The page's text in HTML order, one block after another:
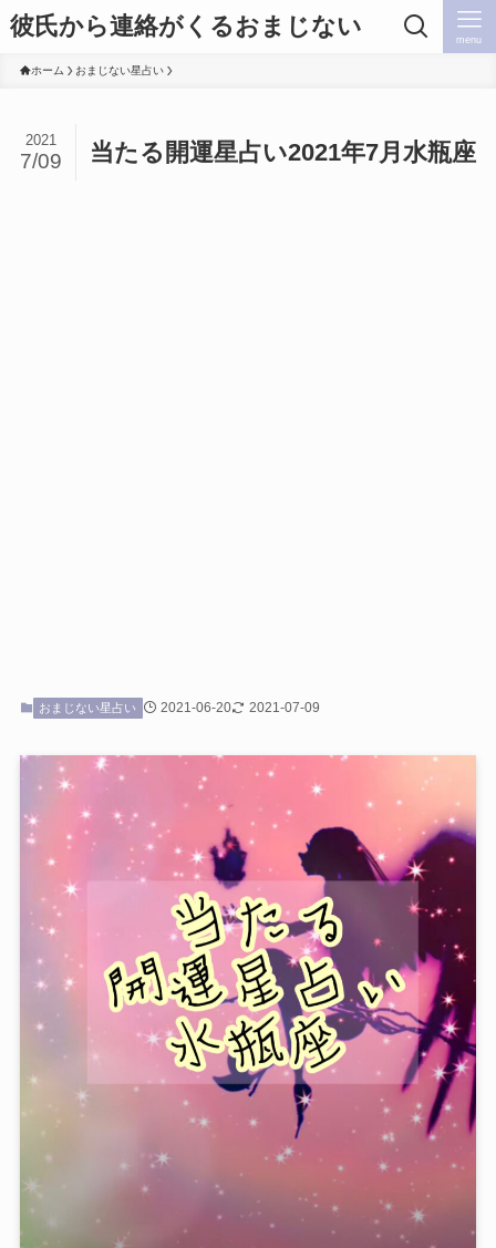
彼氏から連絡がくるおまじない menu
ホーム おまじない星占い
当たる開運星占い2021年7月水瓶座
2021
7/09
おまじない星占い 2021-06-20 2021-07-09